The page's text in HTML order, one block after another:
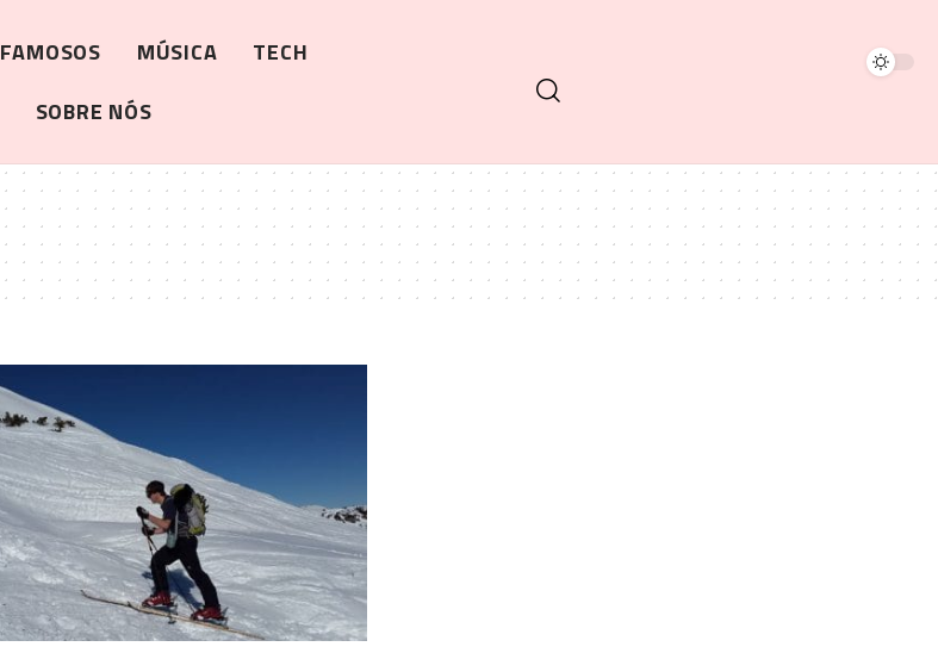
FAMOSOS MÚSICA
TECH
SOBRE NÓS